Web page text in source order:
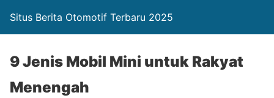
Situs Berita Otomotif Terbaru 2025
9 Jenis Mobil Mini untuk Rakyat
Menengah